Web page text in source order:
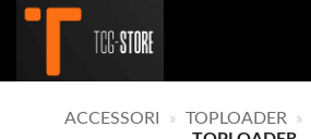
Salta
ACCESSORI » TOPLOADER »